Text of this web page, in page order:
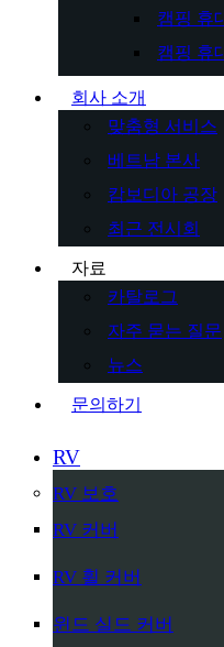
캠핑 휴
캠핑 휴
회사 소개
맞춤형 서비스
베트남 본사
캄보디아 공장
최근 전시회
자료
카탈로그
자주 묻는 질문
뉴스
문의하기
RV
RV 보호
RV 커버
RV 휠 커버
윈드 실드 커버